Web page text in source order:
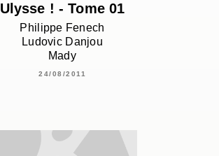
Ulysse ! - Tome 01
Philippe Fenech
Ludovic Danjou
Mady
24/08/2011